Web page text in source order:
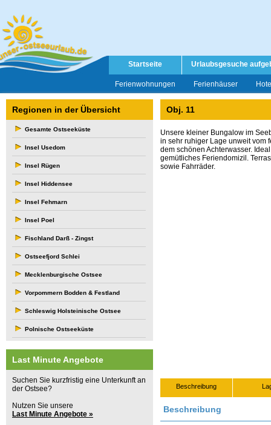
Startseite Urlaubsgesuche
Ferienwohnungen Ferienhäuser
Regionen in der Übersicht
Gesamte Ostseeküste
Insel Usedom
Insel Rügen
Insel Hiddensee
Insel Fehmarn
Insel Poel
Fischland Darß - Zingst
Ostseefjord Schlei
Mecklenburgische Ostsee
Vorpommern Bodden & Festland
Schleswig Holsteinische Ostsee
Polnische Ostseeküste
Last Minute Angebote
Suchen Sie kurzfristig eine Unterkunft an
der Ostsee?
Nutzen Sie unsere
Last Minute Angebote »
Obj. 11
Unsere kleiner Bungalow im
in sehr ruhiger Lage unweit vom
dem schönen Achterwasser.
gemütliches Feriendomizil.
sowie Fahrräder.
Beschreibung
Beschreibung